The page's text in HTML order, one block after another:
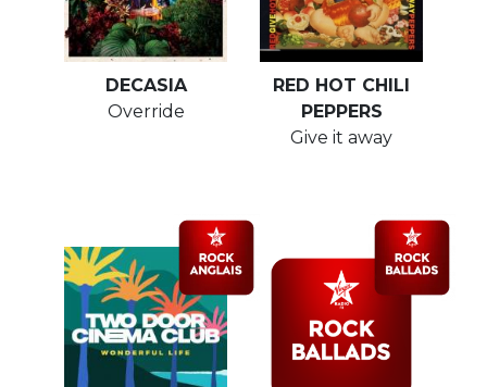
DECASIA
Override
RED HOT CHILI
PEPPERS
Give it away